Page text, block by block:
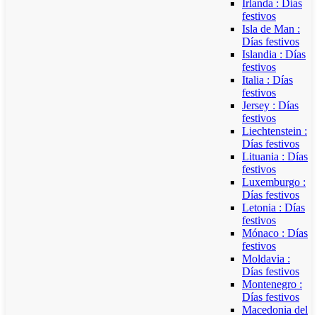
Irlanda : Días
festivos
Isla de Man :
Días festivos
Islandia : Días
festivos
Italia : Días
festivos
Jersey : Días
festivos
Liechtenstein :
Días festivos
Lituania : Días
festivos
Luxemburgo :
Días festivos
Letonia : Días
festivos
Mónaco : Días
festivos
Moldavia :
Días festivos
Montenegro :
Días festivos
Macedonia del